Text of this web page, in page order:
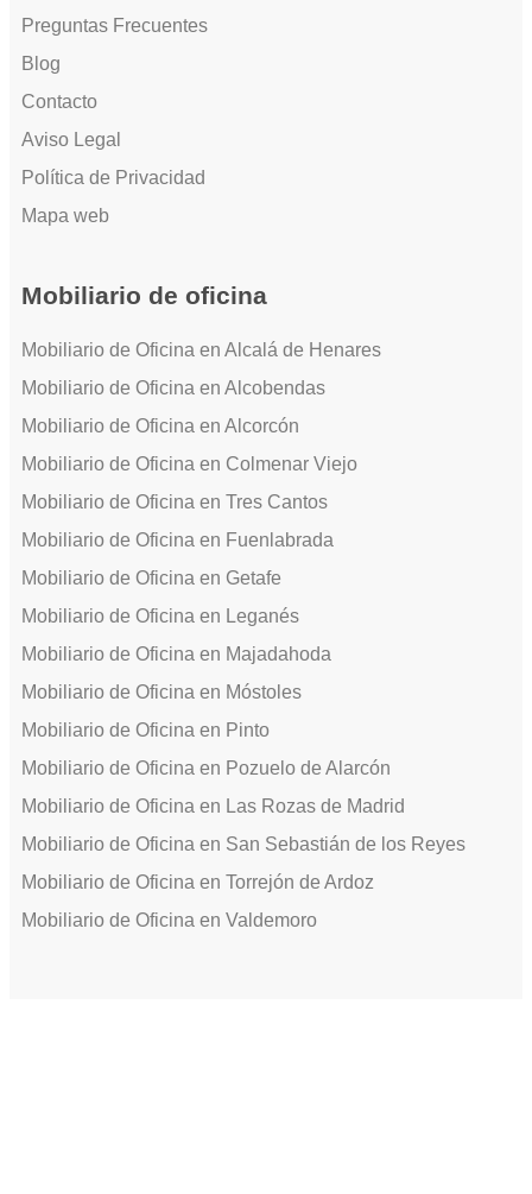
Preguntas Frecuentes
Blog
Contacto
Aviso Legal
Política de Privacidad
Mapa web
Mobiliario de oficina
Mobiliario de Oficina en Alcalá de Henares
Mobiliario de Oficina en Alcobendas
Mobiliario de Oficina en Alcorcón
Mobiliario de Oficina en Colmenar Viejo
Mobiliario de Oficina en Tres Cantos
Mobiliario de Oficina en Fuenlabrada
Mobiliario de Oficina en Getafe
Mobiliario de Oficina en Leganés
Mobiliario de Oficina en Majadahoda
Mobiliario de Oficina en Móstoles
Mobiliario de Oficina en Pinto
Mobiliario de Oficina en Pozuelo de Alarcón
Mobiliario de Oficina en Las Rozas de Madrid
Mobiliario de Oficina en San Sebastián de los Reyes
Mobiliario de Oficina en Torrejón de Ardoz
Mobiliario de Oficina en Valdemoro